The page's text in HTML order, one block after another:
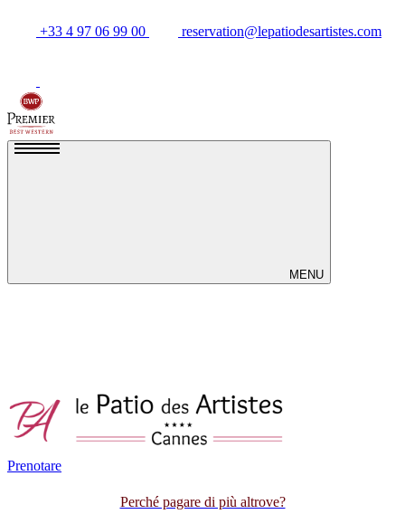
+33 4 97 06 99 00 reservation@lepatiodesartistes.com
MENU
Prenotare
Perché pagare di più altrove?